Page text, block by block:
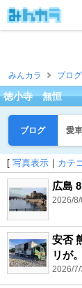
みんカラ ブログ
徳小寺 無恒
ブログ 愛
[ 写真表示 ｜ カテ
広島
2026/
安否
リが。
2026/